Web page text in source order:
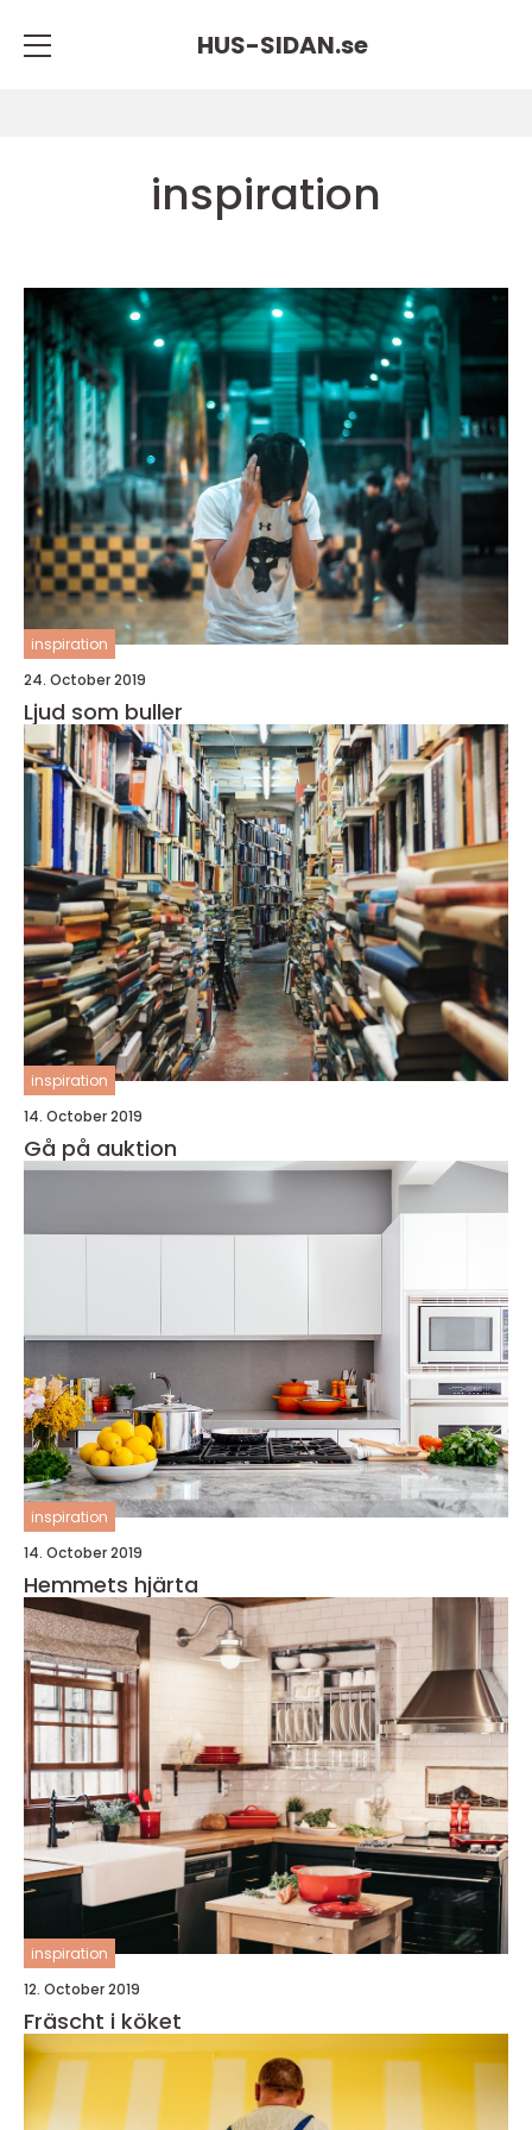
HUS-SIDAN.se
inspiration
inspiration
24. October 2019
Ljud som buller
inspiration
14. October 2019
Gå på auktion
inspiration
14. October 2019
Hemmets hjärta
inspiration
12. October 2019
Fräscht i köket